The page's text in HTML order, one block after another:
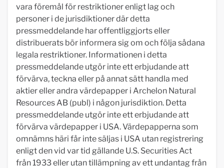
vara föremål för restriktioner enligt lag och
personer i de jurisdiktioner där detta
pressmeddelande har offentliggjorts eller
distribuerats bör informera sig om och följa sådana
legala restriktioner. Informationen i detta
pressmeddelande utgör inte ett erbjudande att
förvärva, teckna eller på annat sätt handla med
aktier eller andra värdepapper i Archelon Natural
Resources AB (publ) i någon jurisdiktion. Detta
pressmeddelande utgör inte ett erbjudande att
förvärva värdepapper i USA. Värdepapperna som
omnämns häri får inte säljas i USA utan registrering
enligt den vid var tid gällande U.S. Securities Act
från 1933 eller utan tillämpning av ett undantag från